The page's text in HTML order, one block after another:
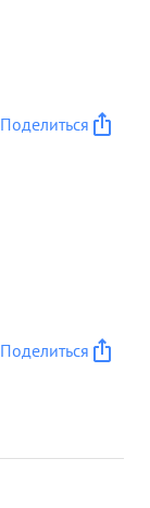
Поделиться
Поделиться